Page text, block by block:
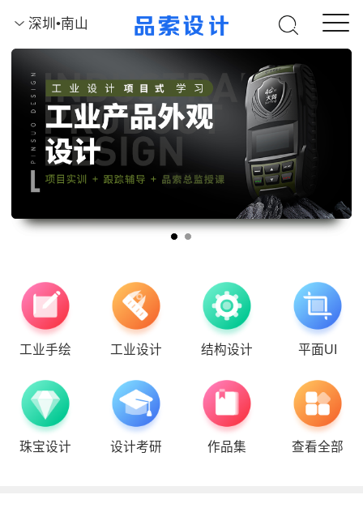
深圳•南山
工业手绘 工业设计 结构设计 平面UI
珠宝设计 设计考研 作品集 查看全部